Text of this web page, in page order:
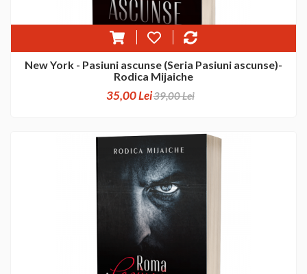
New York - Pasiuni ascunse (Seria Pasiuni ascunse)-
Rodica Mijaiche
35,00 Lei39,00 Lei